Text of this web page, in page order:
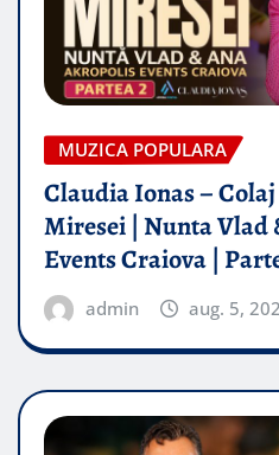
MUZICA POPULARA
Claudia Ionas –
Miresei | Nunta Vlad
Events Craiova |
admin aug. 5,